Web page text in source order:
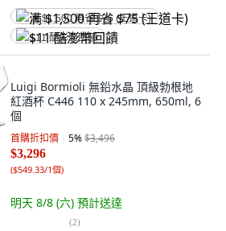
满 $1,500 再省 $75 (王道卡)
$11 酷澎幣回饋
Luigi Bormioli 無鉛水晶 頂級勃根地
紅酒杯 C446 110 x 245mm, 650ml, 6
個
首購折扣價 5%$3,496
$3,296
($549.33/1個)
明天 8/8 (六) 預計送達
(2)